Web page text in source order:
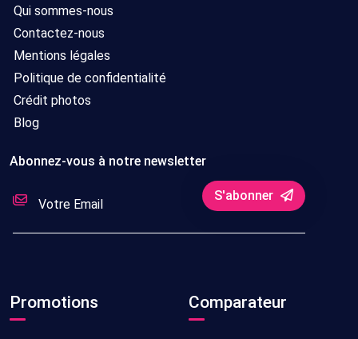
Qui sommes-nous
Contactez-nous
Mentions légales
Politique de confidentialité
Crédit photos
Blog
Abonnez-vous à notre newsletter
S'abonner
Promotions Comparateur